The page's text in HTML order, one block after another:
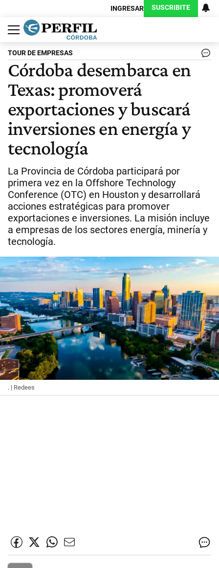
INGRESAR SUSCRIBITE
Política
Economía
Judiciales
Sociedad
Cultura
Espectáculos
Deportes
Protagonistas
TOUR DE EMPRESAS
Córdoba desembarca en
Texas: promoverá
exportaciones y buscará
inversiones en energía y
tecnología
La Provincia de Córdoba participará por
primera vez en la Offshore Technology
Conference (OTC) en Houston y desarrollará
acciones estratégicas para promover
exportaciones e inversiones. La misión incluye
a empresas de los sectores energía, minería y
tecnología.
. | Redees